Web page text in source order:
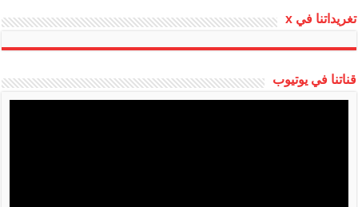
تغريداتنا في x
قناتنا في يوتيوب